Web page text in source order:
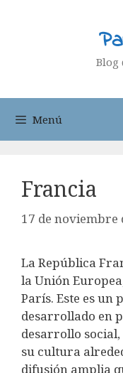
Blog
Menú
Francia
17 de noviembre
La República
la Unión
París. Este es un
desarrollado en
desarrollo social,
su cultura
difusión amplia